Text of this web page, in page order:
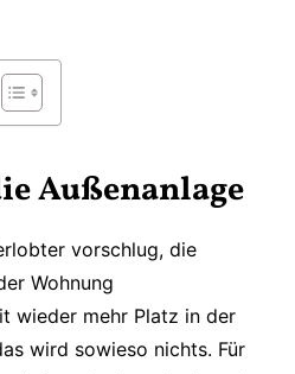
Außenanlage
vorschlug, die
Wohnung
wieder mehr Platz in der
wird sowieso nichts. Für